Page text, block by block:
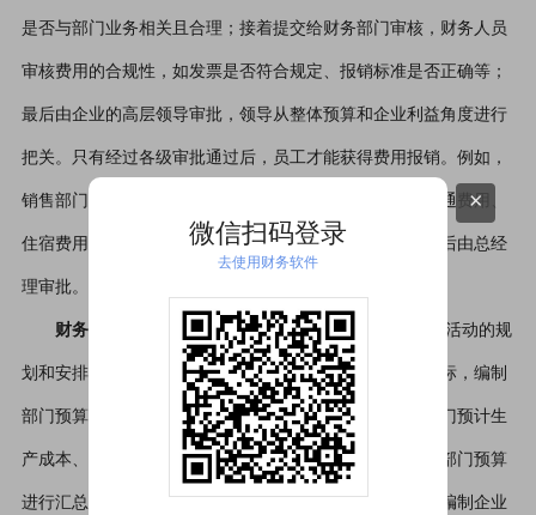
是否与部门业务相关且合理；接着提交给财务部门审核，财务人员
审核费用的合规性，如发票是否符合规定、报销标准是否正确等；
最后由企业的高层领导审批，领导从整体预算和企业利益角度进行
把关。只有经过各级审批通过后，员工才能获得费用报销。例如，
销售部门员工出差，回来后填写出差费用报销单，包括交通费用、
住宿费用等，先由销售部门经理审核，再由财务审核，最后由总经
理审批。
财务预算流程 财务预算是企业对未来一定时期内财务活动的规
划和安排。首先，企业各部门根据自身业务情况和发展目标，编制
部门预算，如销售部门预测销售收入、销售费用，生产部门预计生
产成本、采购部门规划采购支出等。然后，财务部门将各部门预算
进行汇总和整理，结合企业的战略目标和整体资源状况，编制企业
微信扫码登录
去使用财务软件
×